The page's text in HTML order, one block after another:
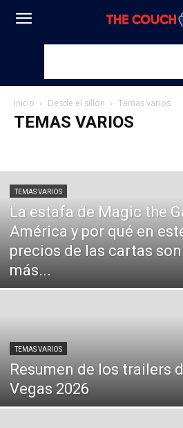
Inicio Desde el sillón Temas varios
TEMAS VARIOS
TEMAS VARIOS
La estafa de Magic the
América y por qué en
precios de las cartas
más...
TEMAS VARIOS
Resumen de los trailers
Vegas 2026